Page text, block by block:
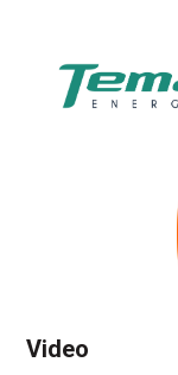
Video